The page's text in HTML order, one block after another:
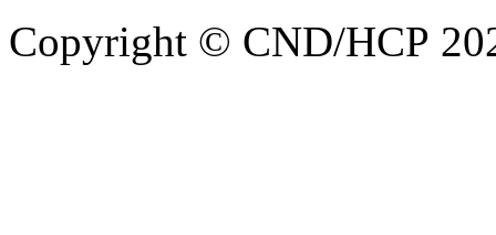
Copyright © CND/HCP